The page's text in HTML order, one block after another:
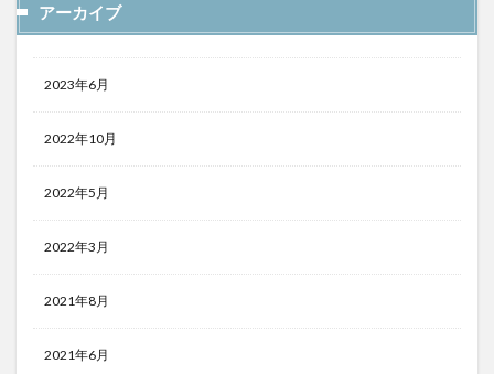
アーカイブ
2023年6月
2022年10月
2022年5月
2022年3月
2021年8月
2021年6月